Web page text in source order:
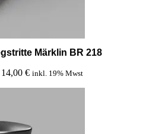
Märklin BR 218
14,00 € inkl. 19% Mwst